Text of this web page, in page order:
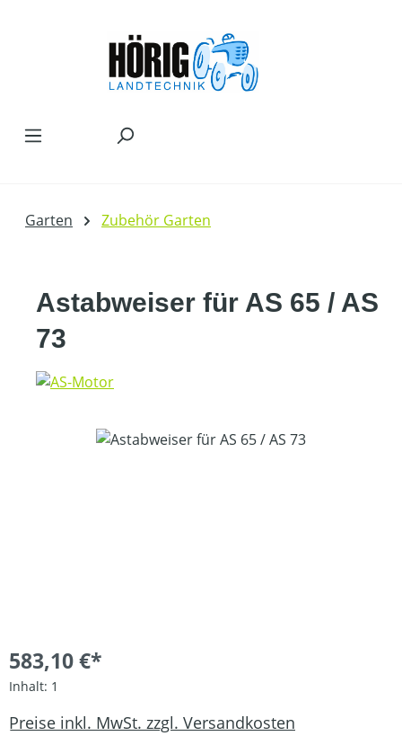
Garten Zubehör Garten
Astabweiser für AS 65 / AS
73
Bildergalerie überspringen
583,10 €*
Inhalt: 1
Preise inkl. MwSt. zzgl. Versandkosten